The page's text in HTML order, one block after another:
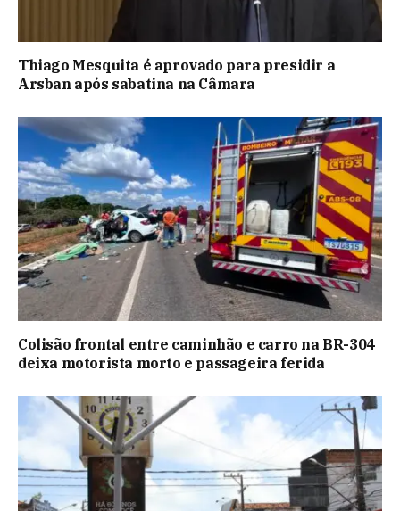
Thiago Mesquita é aprovado para presidir a
Arsban após sabatina na Câmara
Colisão frontal entre caminhão e carro na BR-304
deixa motorista morto e passageira ferida